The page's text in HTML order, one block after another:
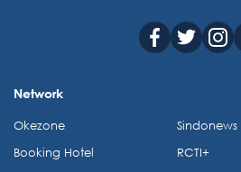
Network
Okezone
Booking Hotel
Sindonews
RCTI+